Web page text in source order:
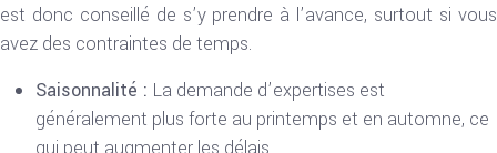
est donc conseillé de s’y prendre à l’avance, surtout si vous
avez des contraintes de temps.
Saisonnalité : La demande d’expertises est
généralement plus forte au printemps et en automne, ce